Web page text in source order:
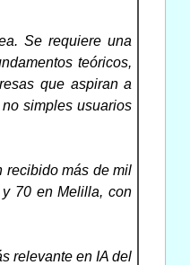
Se requiere una
teóricos,
que aspiran a
simples usuarios
recibido más de mil
70 en Melilla, con
relevante en IA del